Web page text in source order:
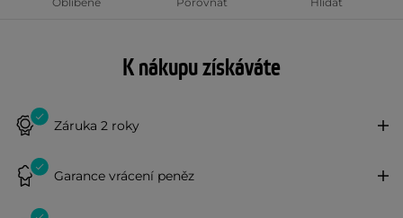
K nákupu získáváte
Záruka 2 roky
Garance vrácení peněz